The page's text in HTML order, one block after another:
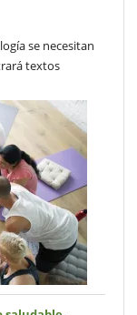
se necesitan
textos